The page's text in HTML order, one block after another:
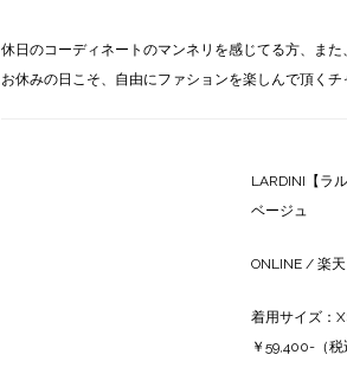
休日のコーディネートのマンネリを感じてる方、ま
お休みの日こそ、自由にファションを楽しんで頂くチ
LARDINI【ラ
ベージュ
ONLINE /楽天
着用サイズ：
￥59,400-（税